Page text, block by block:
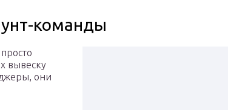
команды
вывеску
они